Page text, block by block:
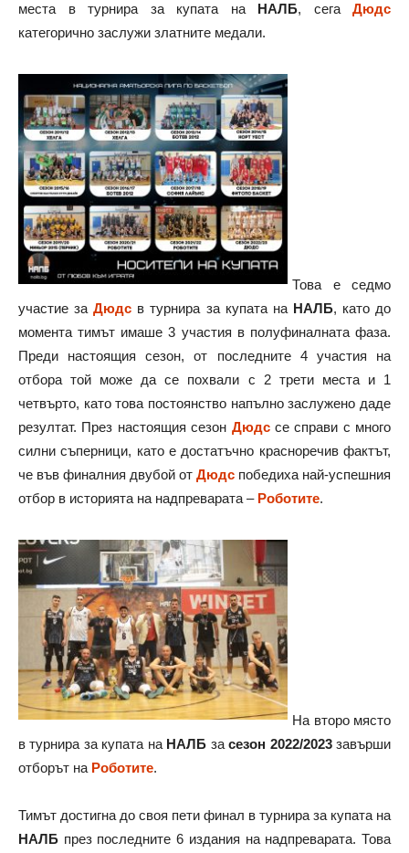
места в турнира за купата на НАЛБ, сега Дюдс
категорично заслужи златните медали.
Това е седмо
участие заДюдс в турнира за купата на НАЛБ, като до
момента тимът имаше 3 участия в полуфиналната фаза.
Преди настоящия сезон, от последните 4 участия на
отбора той може да се похвали с 2 трети места и 1
четвърто, като това постоянство напълно заслужено даде
резултат. През настоящия сезон Дюдссе справи с много
силни съперници, като е достатъчно красноречив фактът,
че във финалния двубой от Дюдс победиха най-успешния
отбор в историята на надпреварата – Роботите.
На второ място
в турнира за купата на НАЛБ засезон 2022/2023завърши
отборът на Роботите.
Тимът достигна до своя пети финал в турнира за купата на
НАЛБ през последните 6 издания на надпреварата. Това